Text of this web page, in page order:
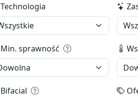
Technologia
Min. sprawność
Bifacial